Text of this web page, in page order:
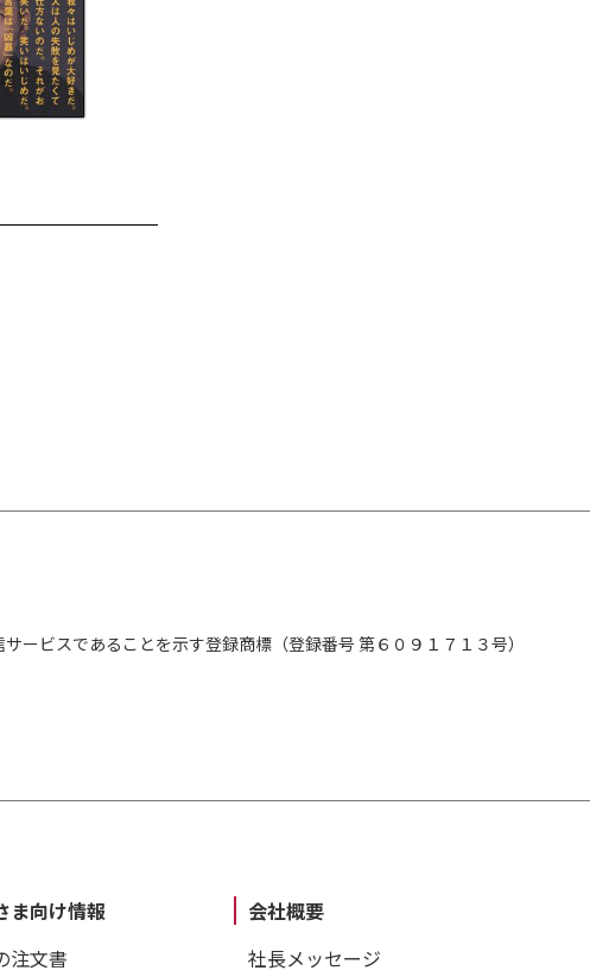
ビスであることを示す登録商標（登録番号 第６０９１７１３号）
ま向け情報
注文書
会社概要
社長メッセージ